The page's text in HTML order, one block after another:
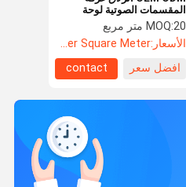
المقسمات الصوتية لوحة
التقسيم 9 مم سماكة المجلس
MOQ:20 متر مربع
الأسعار:US$88.5 Per Square Meter
افضل سعر
contact